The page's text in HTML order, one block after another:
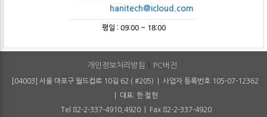
hanitech@icloud.com
평일 : 09:00 ~ 18:00
개인정보처리방침 PC버전
[04003] 서울 마포구 월드컵로 10길 62 ( #205) | 사업자 등록번호 105-07-12362
| 대표: 한 철헌
Tel 82-2-337-4910,4920 | Fax 82-2-337-4920